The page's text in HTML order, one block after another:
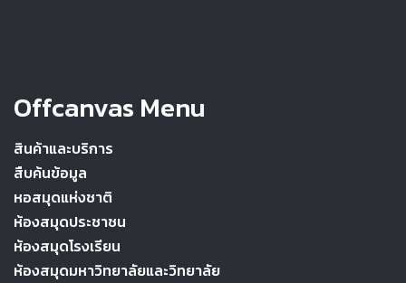
Offcanvas Menu
สินค้าและบริการ
สืบค้นข้อมูล
หอสมุดแห่งชาติ
ห้องสมุดประชาชน
ห้องสมุดโรงเรียน
ห้องสมุดมหาวิทยาลัยและวิทยาลัย